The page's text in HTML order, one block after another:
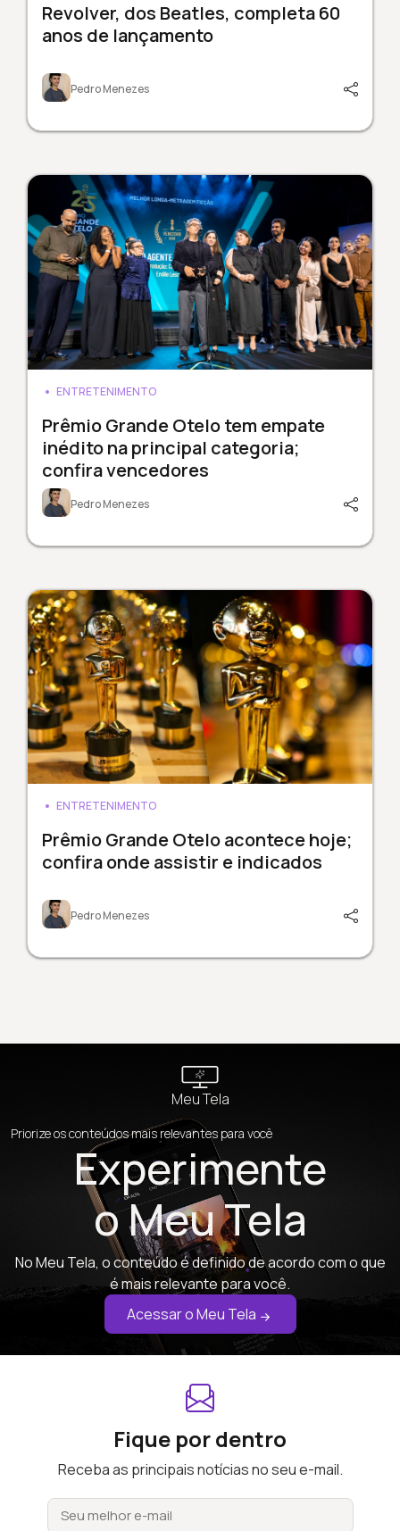
Revolver, dos Beatles, completa 60
anos de lançamento
Pedro Menezes
ENTRETENIMENTO
Prêmio Grande Otelo tem empate
inédito na principal categoria;
confira vencedores
Pedro Menezes
ENTRETENIMENTO
Prêmio Grande Otelo acontece hoje;
confira onde assistir e indicados
Pedro Menezes
Meu Tela
Priorize os conteúdos mais relevantes para você
Experimente
o Meu Tela
No Meu Tela, o conteúdo é definido de acordo com o que
é mais relevante para você.
Acessar o Meu Tela
Fique por dentro
Receba as principais notícias no seu e-mail.